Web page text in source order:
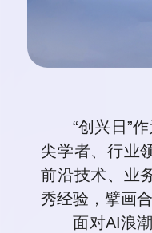
“创兴日”作
尖学者、行业
前沿技术、业
秀经验，擘画
面对AI浪潮